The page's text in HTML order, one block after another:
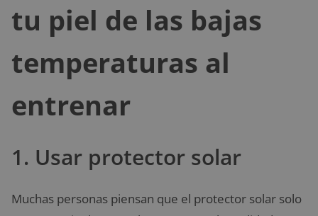
tu piel de las bajas
temperaturas al
entrenar
1. Usar protector solar
Muchas personas piensan que el protector solar solo